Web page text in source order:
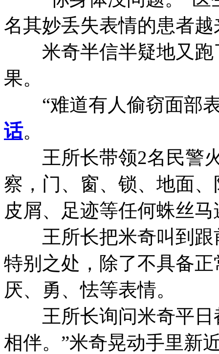
名其妙丢失表情的患者
米奇半信半疑地又跑
果。
“难道有人偷窃面部表
话。
王所长带领2名民警火
察，门、窗、锁、地面
皮屑、足迹等任何蛛丝马
王所长把米奇叫到跟
特别之处，除了不具备
厌、勇、怯等表情。
王所长询问米奇平日
相伴。”米奇晃动手里新